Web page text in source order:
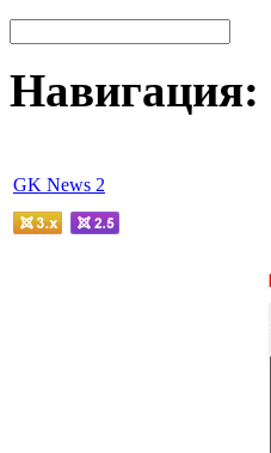
Навигация:
GK News 2